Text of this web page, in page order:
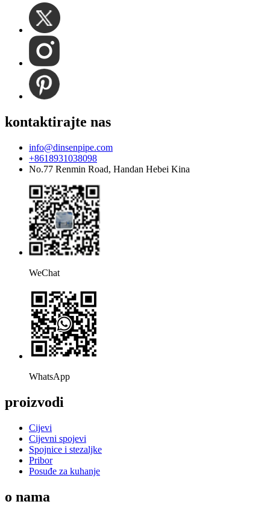
kontaktirajte nas
info@dinsenpipe.com
+8618931038098
No.77 Renmin Road, Handan Hebei Kina
WeChat
WhatsApp
proizvodi
Cijevi
Cijevni spojevi
Spojnice i stezaljke
Pribor
Posuđe za kuhanje
o nama